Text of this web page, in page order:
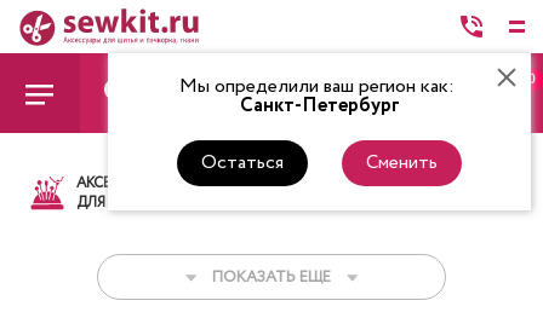
Мы определили ваш регион как:
Санкт-Петербург
Остаться Сменить
0
АКСЕССУАРЫ
ДЛЯ ШИТЬЯ
ТКАНИ НИТКИ
ПОКАЗАТЬ ЕЩЕ